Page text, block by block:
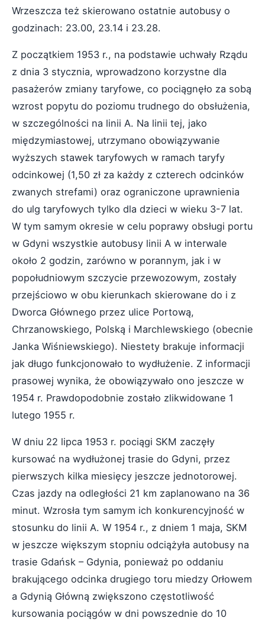
Wrzeszcza też skierowano ostatnie autobusy o
godzinach: 23.00, 23.14 i 23.28.
Z początkiem 1953 r., na podstawie uchwały Rządu
z dnia 3 stycznia, wprowadzono korzystne dla
pasażerów zmiany taryfowe, co pociągnęło za sobą
wzrost popytu do poziomu trudnego do obsłużenia,
w szczególności na linii A. Na linii tej, jako
międzymiastowej, utrzymano obowiązywanie
wyższych stawek taryfowych w ramach taryfy
odcinkowej (1,50 zł za każdy z czterech odcinków
zwanych strefami) oraz ograniczone uprawnienia
do ulg taryfowych tylko dla dzieci w wieku 3-7 lat.
W tym samym okresie w celu poprawy obsługi portu
w Gdyni wszystkie autobusy linii A w interwale
około 2 godzin, zarówno w porannym, jak i w
popołudniowym szczycie przewozowym, zostały
przejściowo w obu kierunkach skierowane do i z
Dworca Głównego przez ulice Portową,
Chrzanowskiego, Polską i Marchlewskiego (obecnie
Janka Wiśniewskiego). Niestety brakuje informacji
jak długo funkcjonowało to wydłużenie. Z informacji
prasowej wynika, że obowiązywało ono jeszcze w
1954 r. Prawdopodobnie zostało zlikwidowane 1
lutego 1955 r.
W dniu 22 lipca 1953 r. pociągi SKM zaczęły
kursować na wydłużonej trasie do Gdyni, przez
pierwszych kilka miesięcy jeszcze jednotorowej.
Czas jazdy na odległości 21 km zaplanowano na 36
minut. Wzrosła tym samym ich konkurencyjność w
stosunku do linii A. W 1954 r., z dniem 1 maja, SKM
w jeszcze większym stopniu odciążyła autobusy na
trasie Gdańsk – Gdynia, ponieważ po oddaniu
brakującego odcinka drugiego toru miedzy Orłowem
a Gdynią Główną zwiększono częstotliwość
kursowania pociągów w dni powszednie do 10